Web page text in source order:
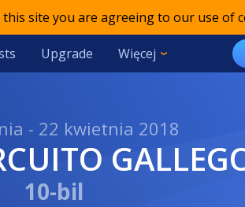
site you are agreeing to our use of
Upgrade Więcej
- 22 kwietnia 2018
10-bil